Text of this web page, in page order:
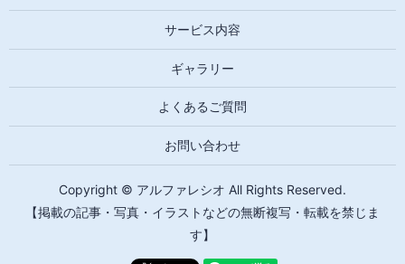
サービス内容
ギャラリー
よくあるご質問
お問い合わせ
Copyright © アルファレシオ All Rights Reserved.
【掲載の記事・写真・イラストなどの無断複写・転載を禁じま
す】